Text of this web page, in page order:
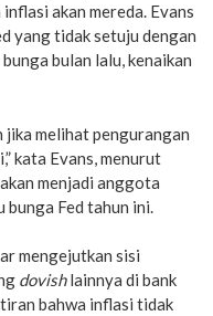
akan mereda. Evans
yang tidak setuju dengan
bulan lalu, kenaikan
jika melihat pengurangan
kata Evans, menurut
menjadi anggota
Fed tahun ini.
mengejutkan sisi
dovishlainnya di bank
bahwa inflasi tidak